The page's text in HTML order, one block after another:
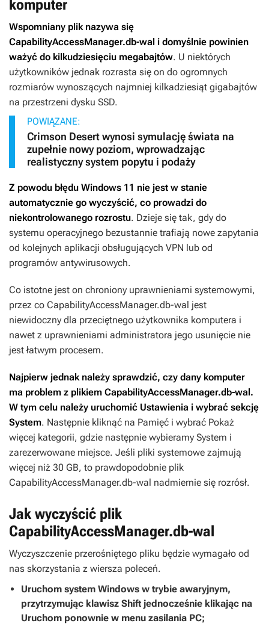
komputer
Wspomniany plik nazywa się
CapabilityAccessManager.db-wal i domyślnie powinien
ważyć do kilkudziesięciu megabajtów. U niektórych
użytkowników jednak rozrasta się on do ogromnych
rozmiarów wynoszących najmniej kilkadziesiąt gigabajtów
na przestrzeni dysku SSD.
POWIĄZANE:
Crimson Desert wynosi symulację świata na
zupełnie nowy poziom, wprowadzając
realistyczny system popytu i podaży
Z powodu błędu Windows 11 nie jest w stanie
automatycznie go wyczyścić, co prowadzi do
niekontrolowanego rozrostu. Dzieje się tak, gdy do
systemu operacyjnego bezustannie trafiają nowe zapytania
od kolejnych aplikacji obsługujących VPN lub od
programów antywirusowych.
Co istotne jest on chroniony uprawnieniami systemowymi,
przez co CapabilityAccessManager.db-wal jest
niewidoczny dla przeciętnego użytkownika komputera i
nawet z uprawnieniami administratora jego usunięcie nie
jest łatwym procesem.
Najpierw jednak należy sprawdzić, czy dany komputer
ma problem z plikiem CapabilityAccessManager.db-wal.
W tym celu należy uruchomić Ustawienia i wybrać sekcję
System. Następnie kliknąć na Pamięć i wybrać Pokaż
więcej kategorii, gdzie następnie wybieramy System i
zarezerwowane miejsce. Jeśli pliki systemowe zajmują
więcej niż 30 GB, to prawdopodobnie plik
CapabilityAccessManager.db-wal nadmiernie się rozrósł.
Jak wyczyścić plik
CapabilityAccessManager.db-wal
Wyczyszczenie przerośniętego pliku będzie wymagało od
nas skorzystania z wiersza poleceń.
Uruchom system Windows w trybie awaryjnym,
przytrzymując klawisz Shift jednocześnie klikając na
Uruchom ponownie w menu zasilania PC;